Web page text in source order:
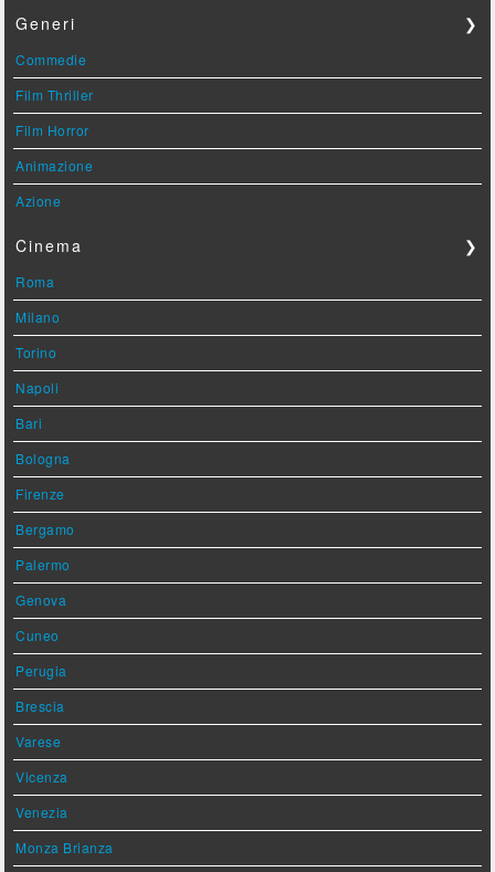
Generi ❯
Commedie
Film Thriller
Film Horror
Animazione
Azione
Cinema ❯
Roma
Milano
Torino
Napoli
Bari
Bologna
Firenze
Bergamo
Palermo
Genova
Cuneo
Perugia
Brescia
Varese
Vicenza
Venezia
Monza Brianza